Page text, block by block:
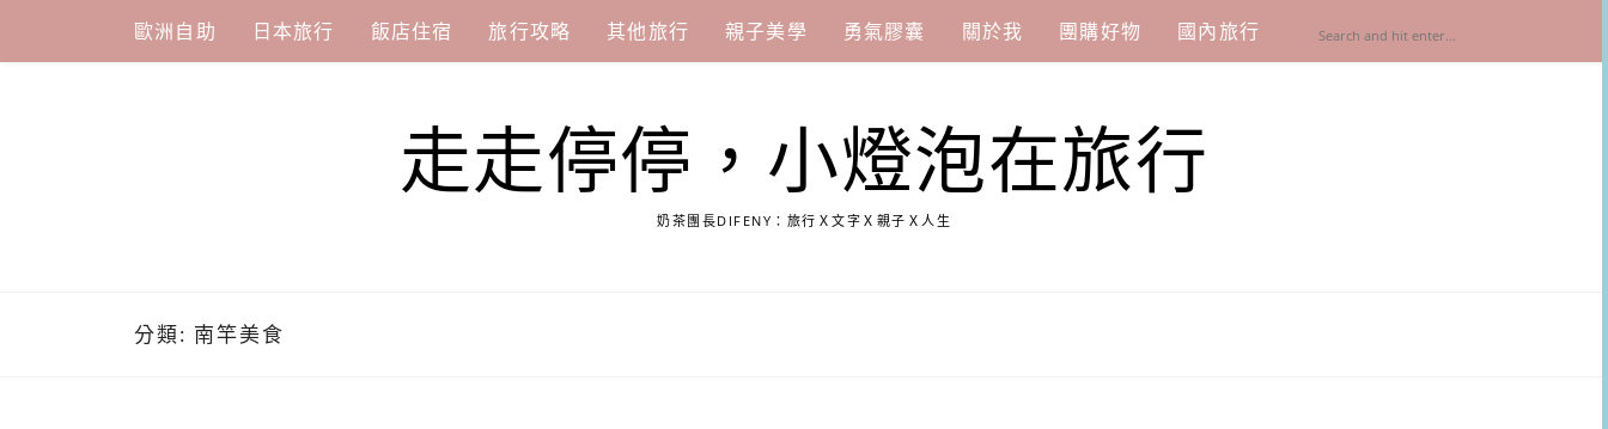
content
歐洲自助 日本旅行 飯店住宿 旅行攻略 其他旅行 親子美學 勇氣膠囊 關於我 團購好物 國內旅行
走走停停，小燈泡在旅行
奶茶團長DIFENY：旅行Ｘ文字Ｘ親子Ｘ人生
分類: 南竿美食